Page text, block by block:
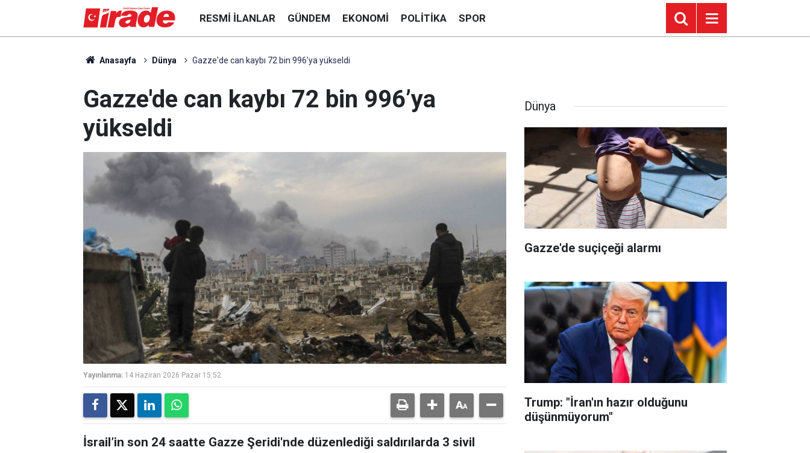
RESMI İLANLAR GÜNDEM EKONOMI POLITIKA SPOR
Anasayfa Dünya Gazze'de can kaybı 72 bin 996’ya yükseldi
Gazze'de can kaybı 72 bin 996’ya
yükseldi
Yayınlanma: 14 Haziran 2026 Pazar 15:52
İsrail’in son 24 saatte Gazze Şeridi'nde düzenlediği saldırılarda 3 sivil
Dünya
Gazze'de suçiçeği alarmı
Trump: "İran'ın hazır olduğunu
düşünmüyorum"